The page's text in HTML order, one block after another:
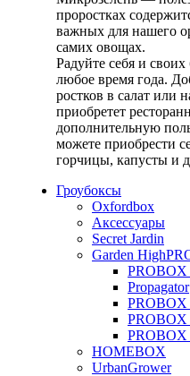
проростках
важных для нашего
самих овощах.
Радуйте себя и
любое время года.
ростков в салат или
приобретет
дополнительную
можете приобрести
горчицы, капусты и
Гроубоксы
Oxfordbox
Аксессуары
Secret Jardin
Garden
PROBOX
Propagator
PROBOX
PROBOX
PROBOX
HOMEBOX
UrbanGrower